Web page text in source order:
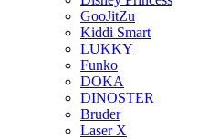
GooJitZu
Kiddi Smart
LUKKY
Funko
DOKA
DINOSTER
Bruder
Laser X